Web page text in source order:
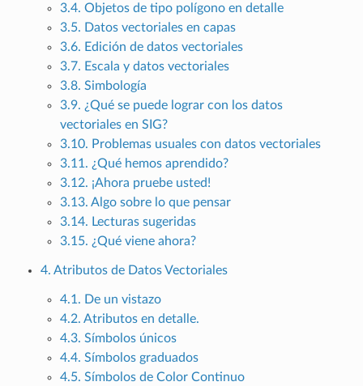
3.4. Objetos de tipo polígono en detalle
3.5. Datos vectoriales en capas
3.6. Edición de datos vectoriales
3.7. Escala y datos vectoriales
3.8. Simbología
3.9. ¿Qué se puede lograr con los datos
vectoriales en SIG?
3.10. Problemas usuales con datos vectoriales
3.11. ¿Qué hemos aprendido?
3.12. ¡Ahora pruebe usted!
3.13. Algo sobre lo que pensar
3.14. Lecturas sugeridas
3.15. ¿Qué viene ahora?
4. Atributos de Datos Vectoriales
4.1. De un vistazo
4.2. Atributos en detalle.
4.3. Símbolos únicos
4.4. Símbolos graduados
4.5. Símbolos de Color Continuo